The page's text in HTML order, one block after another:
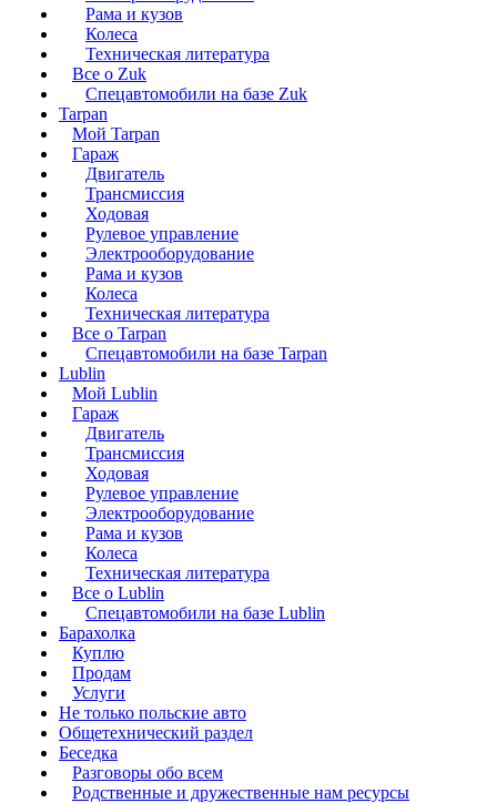
Рама и кузов
Колеса
Техническая литература
Все о Zuk
Спецавтомобили на базе Zuk
Tarpan
Мой Tarpan
Гараж
Двигатель
Трансмиссия
Ходовая
Рулевое управление
Электрооборудование
Рама и кузов
Колеса
Техническая литература
Все о Tarpan
Спецавтомобили на базе Tarpan
Lublin
Мой Lublin
Гараж
Двигатель
Трансмиссия
Ходовая
Рулевое управление
Электрооборудование
Рама и кузов
Колеса
Техническая литература
Все о Lublin
Спецавтомобили на базе Lublin
Барахолка
Куплю
Продам
Услуги
Не только польские авто
Общетехнический раздел
Беседка
Разговоры обо всем
Родственные и дружественные нам ресурсы